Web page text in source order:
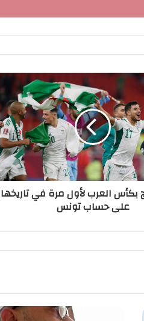
بكأس العرب لأول مرة في تاريخها
على حساب تونس